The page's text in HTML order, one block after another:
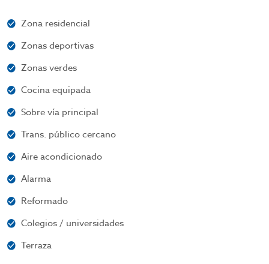
Zona residencial
Zonas deportivas
Zonas verdes
Cocina equipada
Sobre vía principal
Trans. público cercano
Aire acondicionado
Alarma
Reformado
Colegios / universidades
Terraza